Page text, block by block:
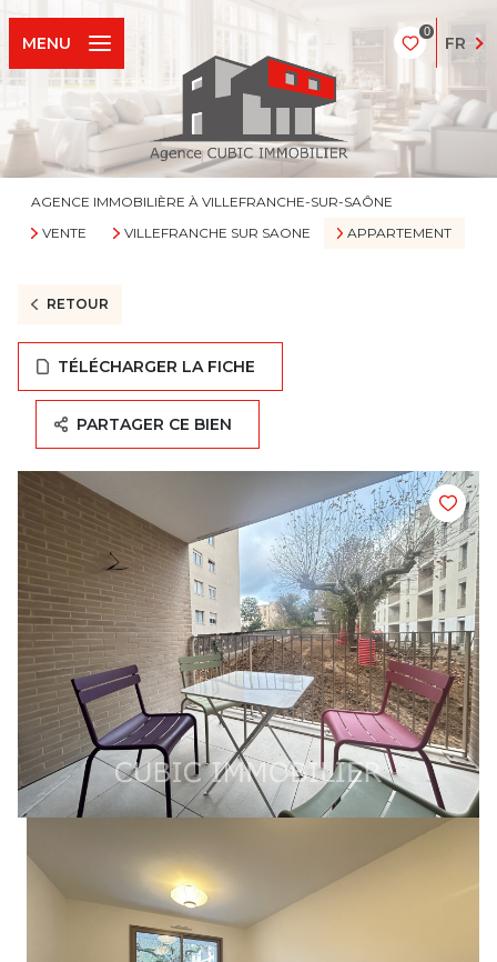
0
FR
MENU
AGENCE IMMOBILIÈRE À VILLEFRANCHE-SUR-SAÔNE
VENTE
VILLEFRANCHE SUR SAONE APPARTEMENT
RETOUR
TÉLÉCHARGER LA FICHE
PARTAGER CE BIEN